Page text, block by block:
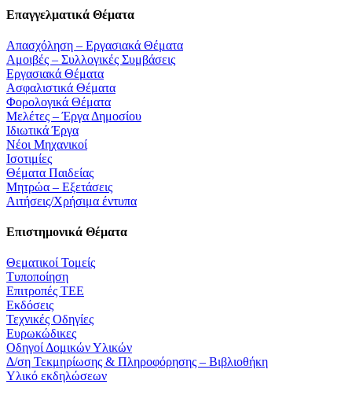
Επαγγελματικά Θέματα
Απασχόληση – Εργασιακά Θέματα
Αμοιβές – Συλλογικές Συμβάσεις
Εργασιακά Θέματα
Ασφαλιστικά Θέματα
Φορολογικά Θέματα
Μελέτες – Έργα Δημοσίου
Ιδιωτικά Έργα
Νέοι Μηχανικοί
Ισοτιμίες
Θέματα Παιδείας
Μητρώα – Εξετάσεις
Αιτήσεις/Χρήσιμα έντυπα
Επιστημονικά Θέματα
Θεματικοί Τομείς
Τυποποίηση
Επιτροπές ΤΕΕ
Εκδόσεις
Τεχνικές Οδηγίες
Ευρωκώδικες
Οδηγοί Δομικών Υλικών
Δ/ση Τεκμηρίωσης & Πληροφόρησης – Βιβλιοθήκη
Υλικό εκδηλώσεων